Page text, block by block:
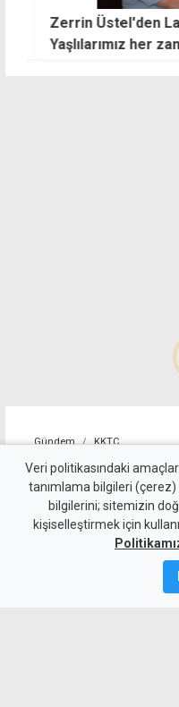
Zerrin Üstel'den
Yaşlılarımız her
Gündem KKTC
YDP'nin LTB
Dr. Özkul
Veri politikasındaki
tanımlama bilgileri (çerez)
bilgilerini; sitemizin
kişiselleştirmek için